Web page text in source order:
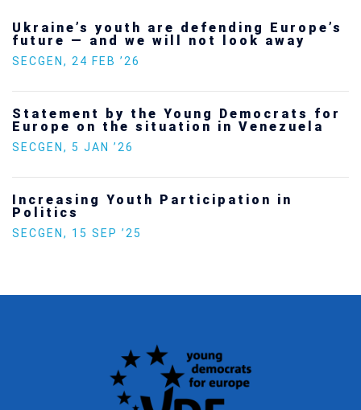
Ukraine’s youth are defending Europe’s
future — and we will not look away
SECGEN , 24 FEB ’26
Statement by the Young Democrats for
Europe on the situation in Venezuela
SECGEN , 5 JAN ’26
Increasing Youth Participation in
Politics
SECGEN , 15 SEP ’25